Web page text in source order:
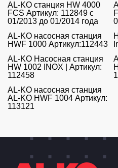
AL-KO станция HW 4000
FCS Артикул: 112849 с
01/2013 до 01/2014 года
AL-KO насосная станция
HWF 1000 Артикул:112443
AL-KO Насосная станция
HW 1002 INOX | Артикул:
112458
AL-KO насосная станция
AL-KO HWF 1004 Артикул:
113121